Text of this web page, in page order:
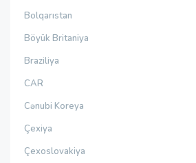
Bolqarıstan
Böyük Britaniya
Braziliya
CAR
Cənubi Koreya
Çexiya
Çexoslovakiya